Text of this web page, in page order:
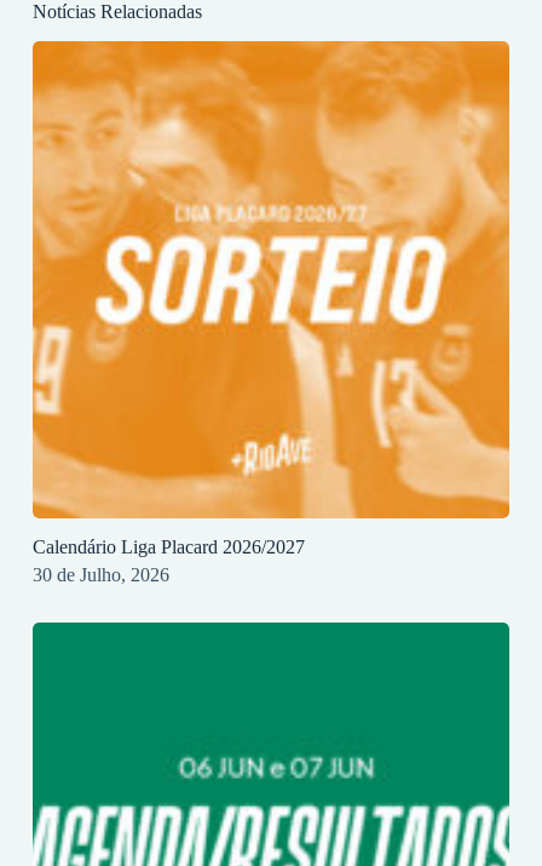
Notícias Relacionadas
Calendário Liga Placard 2026/2027
30 de Julho, 2026